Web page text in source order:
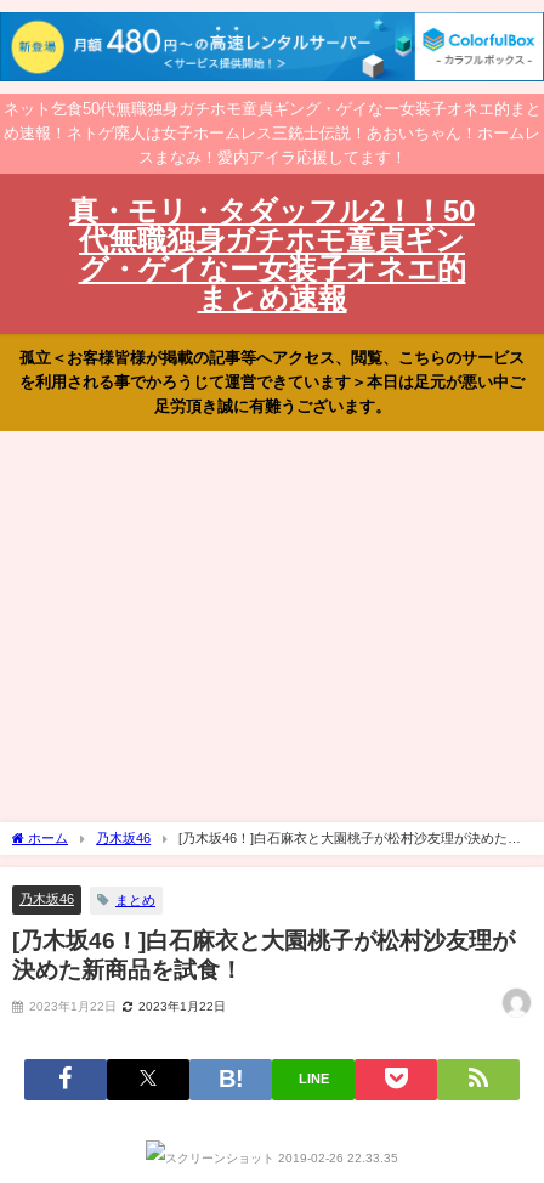
ネット乞食50代無職独身ガチホモ童貞ギング・ゲイなー女装子オネエ的まと
め速報！ネトゲ廃人は女子ホームレス三銃士伝説！あおいちゃん！ホームレ
スまなみ！愛内アイラ応援してます！
真・モリ・タダッフル2！！50
代無職独身ガチホモ童貞ギン
グ・ゲイなー女装子オネエ的
まとめ速報
孤立＜お客様皆様が掲載の記事等へアクセス、閲覧、こちらのサービス
を利用される事でかろうじて運営できています＞本日は足元が悪い中ご
足労頂き誠に有難うございます。
ホーム 乃木坂46
[乃木坂46！]白石麻衣と大園桃子が松村沙友理が決めた新
商品を試食！
乃木坂46 まとめ
[乃木坂46！]白石麻衣と大園桃子が松村沙友理が
決めた新商品を試食！
2023年1月22日 2023年1月22日
LINE